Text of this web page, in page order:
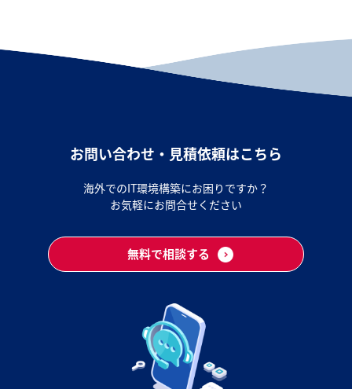
お問い合わせ・見積依頼はこちら
海外でのIT環境構築にお困りですか？
お気軽にお問合せください
無料で相談する